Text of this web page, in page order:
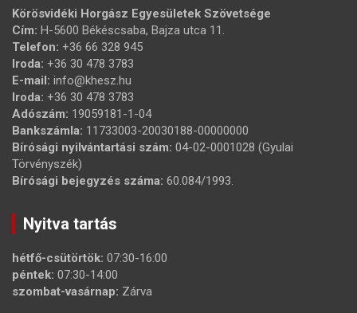
Körösvidéki Horgász Egyesületek Szövetsége
Cím: H-5600 Békéscsaba, Bajza utca 11.
Telefon: +36 66 328 945
Iroda: +36 30 478 3783
E-mail: info@khesz.hu
Iroda: +36 30 478 3783
Adószám: 19059181-1-04
Bankszámla: 11733003-20030188-00000000
Bírósági nyilvántartási szám: 04-02-0001028 (Gyulai
Törvényszék)
Bírósági bejegyzés száma: 60.084/1993.
Nyitva tartás
hétfő-csütörtök: 07:30-16:00
péntek: 07:30-14:00
szombat-vasárnap: Zárva